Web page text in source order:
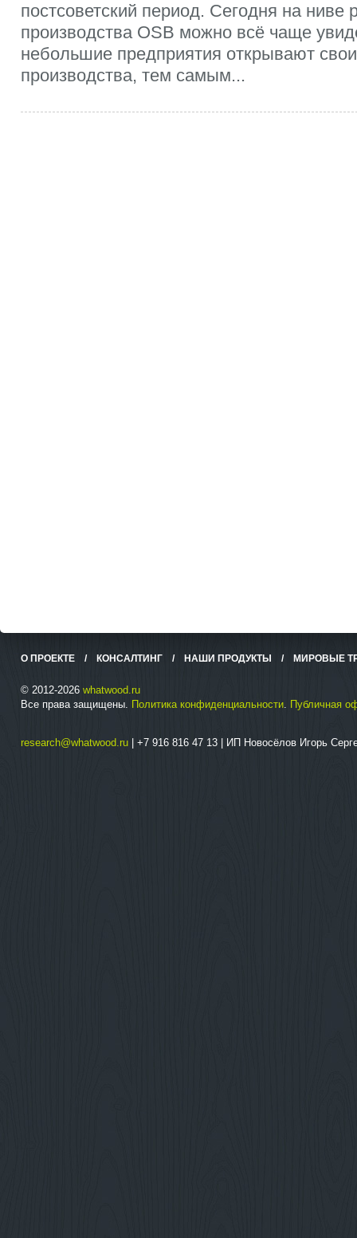
постсоветский период. Сегодня на ниве
производства OSB можно всё чаще
небольшие предприятия открывают
производства, тем самым...
О ПРОЕКТЕ / КОНСАЛТИНГ / НАШИ ПРОДУКТЫ / МИРОВЫЕ
© 2012-2026 whatwood.ru
Все права защищены. Политика конфиденциальности. Публичная
research@whatwood.ru | +7 916 816 47 13 | ИП Новосёлов Игорь